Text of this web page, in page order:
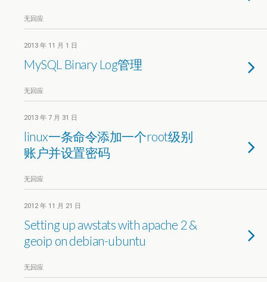
无回应
2013 年 11 月 1 日
MySQL Binary Log管理
无回应
2013 年 7 月 31 日
linux一条命令添加一个root级别
账户并设置密码
无回应
2012 年 11 月 21 日
Setting up awstats with apache 2 &
geoip on debian-ubuntu
无回应